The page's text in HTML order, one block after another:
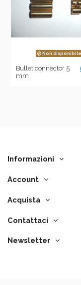
Non disponibile
Bullet connector 5
mm
Informazioni
Account
Acquista
Contattaci
Newsletter